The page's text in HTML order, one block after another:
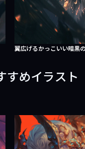
翼広げるかっこいい暗黒
すめイラスト